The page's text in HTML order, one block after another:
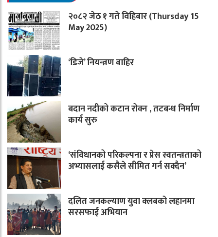
२०८२ जेठ १ गते विहिबार (Thursday 15
May 2025)
‘डिजे’ नियन्त्रण बाहिर
बदान नदीको कटान रोक्न , तटबन्ध निर्माण
कार्य सुरु
‘संविधानको परिकल्पना र प्रेस स्वतन्त्रताको
अभ्यासलाई कसैले सीमित गर्न सक्दैन’
दलित जनकल्याण युवा क्लबको लहानमा
सरसफाई अभियान